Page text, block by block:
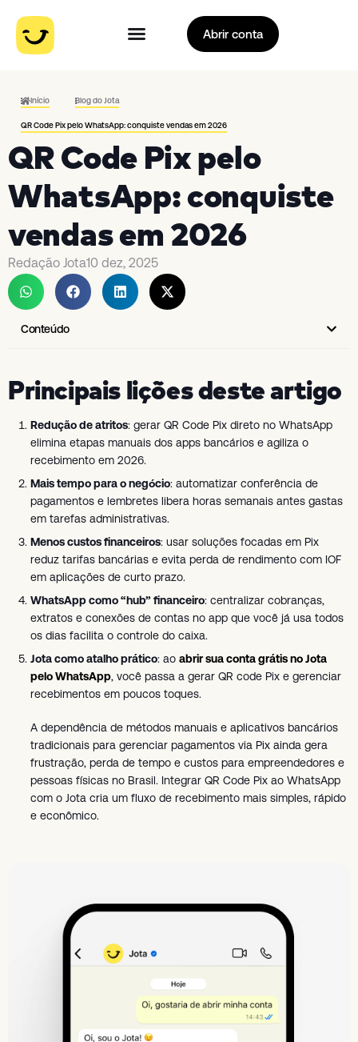
Abrir conta
Início Blog do Jota
QR Code Pix pelo WhatsApp: conquiste vendas em 2026
QR Code Pix pelo
WhatsApp: conquiste
vendas em 2026
Redação Jota10 dez, 2025
Conteúdo
Principais lições deste artigo
Redução de atritos: gerar QR Code Pix direto no WhatsApp
elimina etapas manuais dos apps bancários e agiliza o
recebimento em 2026.
Mais tempo para o negócio: automatizar conferência de
pagamentos e lembretes libera horas semanais antes gastas
em tarefas administrativas.
Menos custos financeiros: usar soluções focadas em Pix
reduz tarifas bancárias e evita perda de rendimento com IOF
em aplicações de curto prazo.
WhatsApp como “hub” financeiro: centralizar cobranças,
extratos e conexões de contas no app que você já usa todos
os dias facilita o controle do caixa.
Jota como atalho prático: ao abrir sua conta grátis no Jota
pelo WhatsApp, você passa a gerar QR code Pix e gerenciar
recebimentos em poucos toques.
A dependência de métodos manuais e aplicativos bancários
tradicionais para gerenciar pagamentos via Pix ainda gera
frustração, perda de tempo e custos para empreendedores e
pessoas físicas no Brasil. Integrar QR Code Pix ao WhatsApp
com o Jota cria um fluxo de recebimento mais simples, rápido
e econômico.